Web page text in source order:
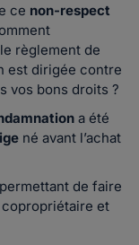
ce non-respect
règlement de
est dirigée contre
vos bons droits ?
a été
né avant l’achat
de faire
et